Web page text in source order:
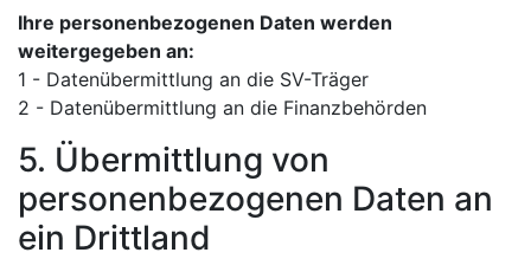
Ihre personenbezogenen Daten werden
weitergegeben an:
1 - Datenübermittlung an die SV-Träger
2 - Datenübermittlung an die Finanzbehörden
5. Übermittlung von
personenbezogenen Daten an
ein Drittland